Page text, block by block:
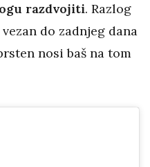
razdvojiti. Razlog
do zadnjeg dana
nosi baš na tom